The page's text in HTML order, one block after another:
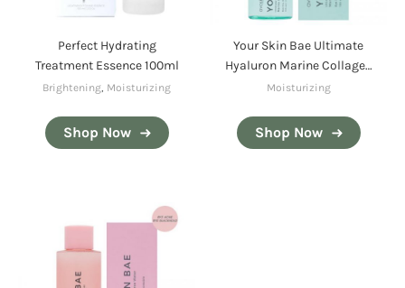
Perfect Hydrating
Treatment Essence 100ml
Brightening, Moisturizing
Shop Now
Your Skin Bae Ultimate
Hyaluron Marine Collagen
5% + Hyacross 2% +
Moisturizing
Shop Now